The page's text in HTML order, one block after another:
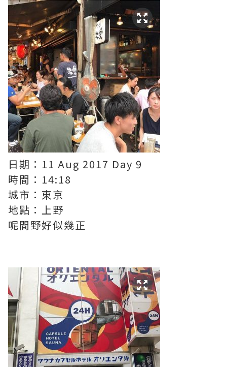
日期：11 Aug 2017 Day 9
時間：14:18
城市：東京
地點：上野
呢間野好似幾正